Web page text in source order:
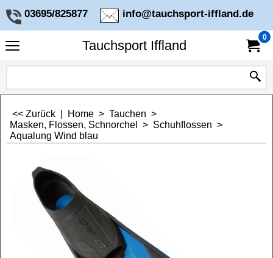
03695/825877 info@tauchsport-iffland.de
Tauchsport Iffland
0
<< Zurück Home > Tauchen >
Masken, Flossen, Schnorchel
> Schuhflossen >
Aqualung Wind blau